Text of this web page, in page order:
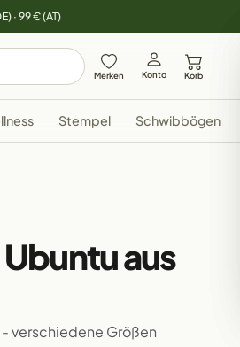
· 99 € (AT)
Merken Konto Korb
Stempel Schwibbögen
aus
- verschiedene Größen